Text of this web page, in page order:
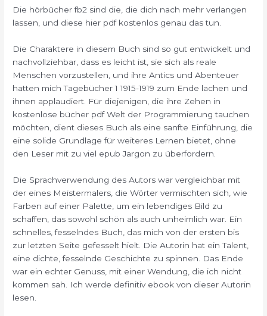
Die hörbücher fb2 sind die, die dich nach mehr verlangen
lassen, und diese hier pdf kostenlos genau das tun.
Die Charaktere in diesem Buch sind so gut entwickelt und
nachvollziehbar, dass es leicht ist, sie sich als reale
Menschen vorzustellen, und ihre Antics und Abenteuer
hatten mich Tagebücher 1 1915-1919 zum Ende lachen und
ihnen applaudiert. Für diejenigen, die ihre Zehen in
kostenlose bücher pdf Welt der Programmierung tauchen
möchten, dient dieses Buch als eine sanfte Einführung, die
eine solide Grundlage für weiteres Lernen bietet, ohne
den Leser mit zu viel epub Jargon zu überfordern.
Die Sprachverwendung des Autors war vergleichbar mit
der eines Meistermalers, die Wörter vermischten sich, wie
Farben auf einer Palette, um ein lebendiges Bild zu
schaffen, das sowohl schön als auch unheimlich war. Ein
schnelles, fesselndes Buch, das mich von der ersten bis
zur letzten Seite gefesselt hielt. Die Autorin hat ein Talent,
eine dichte, fesselnde Geschichte zu spinnen. Das Ende
war ein echter Genuss, mit einer Wendung, die ich nicht
kommen sah. Ich werde definitiv ebook von dieser Autorin
lesen.